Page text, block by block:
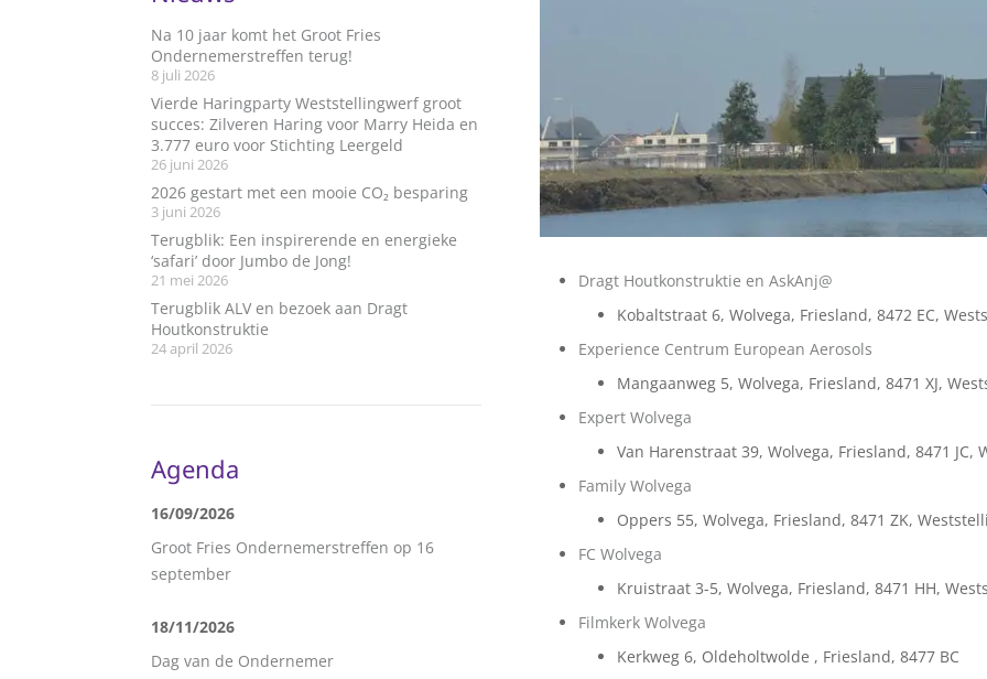
Dragt Houtkonstruktie en AskAnj@
Kobaltstraat 6, Wolvega, Friesland, 8472 EC,
Experience Centrum European Aerosols
Mangaanweg 5, Wolvega, Friesland, 8471 XJ,
Expert Wolvega
Van Harenstraat 39, Wolvega, Friesland, 8471 JC,
Family Wolvega
Oppers 55, Wolvega, Friesland, 8471 ZK,
FC Wolvega
Kruistraat 3-5, Wolvega, Friesland, 8471 HH,
Filmkerk Wolvega
Kerkweg 6, Oldeholtwolde , Friesland, 8477 BC
Na 10 jaar komt het Groot Fries
Ondernemerstreffen terug!
8 juli 2026
Vierde Haringparty Weststellingwerf groot
succes: Zilveren Haring voor Marry Heida en
3.777 euro voor Stichting Leergeld
26 juni 2026
2026 gestart met een mooie CO₂ besparing
3 juni 2026
Terugblik: Een inspirerende en energieke
‘safari’ door Jumbo de Jong!
21 mei 2026
Terugblik ALV en bezoek aan Dragt
Houtkonstruktie
24 april 2026
Agenda
16/09/2026
Groot Fries Ondernemerstreffen op 16
september
18/11/2026
Dag van de Ondernemer